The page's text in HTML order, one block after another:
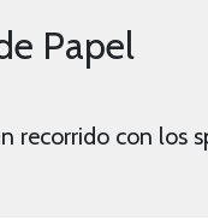
Papel
recorrido con los